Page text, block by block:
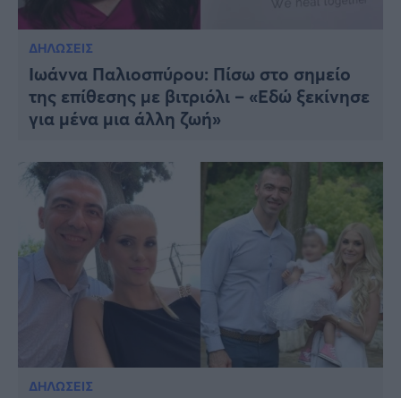
ΔΗΛΩΣΕΙΣ
Ιωάννα Παλιοσπύρου: Πίσω στο σημείο
της επίθεσης με βιτριόλι – «Εδώ ξεκίνησε
για μένα μια άλλη ζωή»
ΔΗΛΩΣΕΙΣ